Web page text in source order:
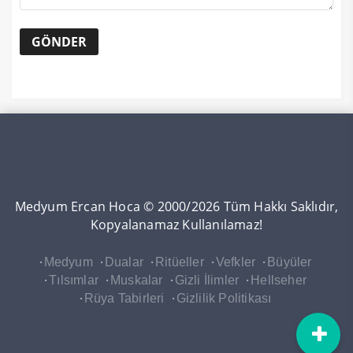
Medyum Ercan Hoca © 2000/2026 Tüm Hakkı Saklıdır,
Kopyalanamaz Kullanılamaz!
Medyum Dualar Ritüeller Vefkler
Büyüler
Tılsımlar
Muskalar Gizli İlimler
Hellseher
Rüya Tabirleri
Gizlilik Politikası
